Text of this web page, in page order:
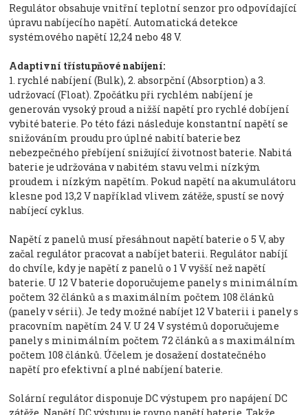
Regulátor obsahuje vnitřní teplotní senzor pro odpovídající
úpravu nabíjecího napětí. Automatická detekce
systémového napětí 12,24 nebo 48 V.
Adaptivní třístupňové nabíjení:
1. rychlé nabíjení (Bulk), 2. absorpční (Absorption) a 3.
udržovací (Float). Zpočátku při rychlém nabíjení je
generován vysoký proud a nižší napětí pro rychlé dobíjení
vybité baterie. Po této fázi následuje konstantní napětí se
snižováním proudu pro úplné nabití baterie bez
nebezpečného přebíjení snižující životnost baterie. Nabitá
baterie je udržována v nabitém stavu velmi nízkým
proudem i nízkým napětím. Pokud napětí na akumulátoru
klesne pod 13,2 V například vlivem zátěže, spustí se nový
nabíjecí cyklus.
Napětí z panelů musí přesáhnout napětí baterie o 5 V, aby
začal regulátor pracovat a nabíjet baterii. Regulátor nabíjí
do chvíle, kdy je napětí z panelů o 1 V vyšší než napětí
baterie. U 12 V baterie doporučujeme panely s minimálním
počtem 32 článků a s maximálním počtem 108 článků
(panely v sérii). Je tedy možné nabíjet 12 V baterii i panely s
pracovním napětím 24 V. U 24 V systémů doporučujeme
panely s minimálním počtem 72 článků a s maximálním
počtem 108 článků. Účelem je dosažení dostatečného
napětí pro efektivní a plné nabíjení baterie.
Solární regulátor disponuje DC výstupem pro napájení DC